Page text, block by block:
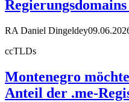
RA Daniel Dingeldey
ccTLDs
Montenegro
Anteil der .me-